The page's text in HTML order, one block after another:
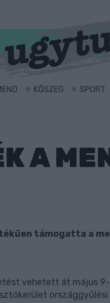
KŐSZEG SPORT
A
támogatta a
vehetett át május 9-
országgyűlési